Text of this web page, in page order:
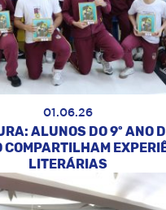
01.06.26
ALUNOS DO 9º ANO
COMPARTILHAM
LITERÁRIAS